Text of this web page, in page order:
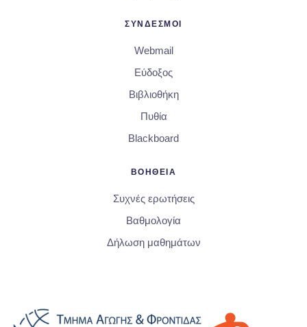
ΣΥΝΔΕΣΜΟΙ
Webmail
Εύδοξος
Βιβλιοθήκη
Πυθία
Blackboard
ΒΟΗΘΕΙΑ
Συχνές ερωτήσεις
Βαθμολογία
Δήλωση μαθημάτων